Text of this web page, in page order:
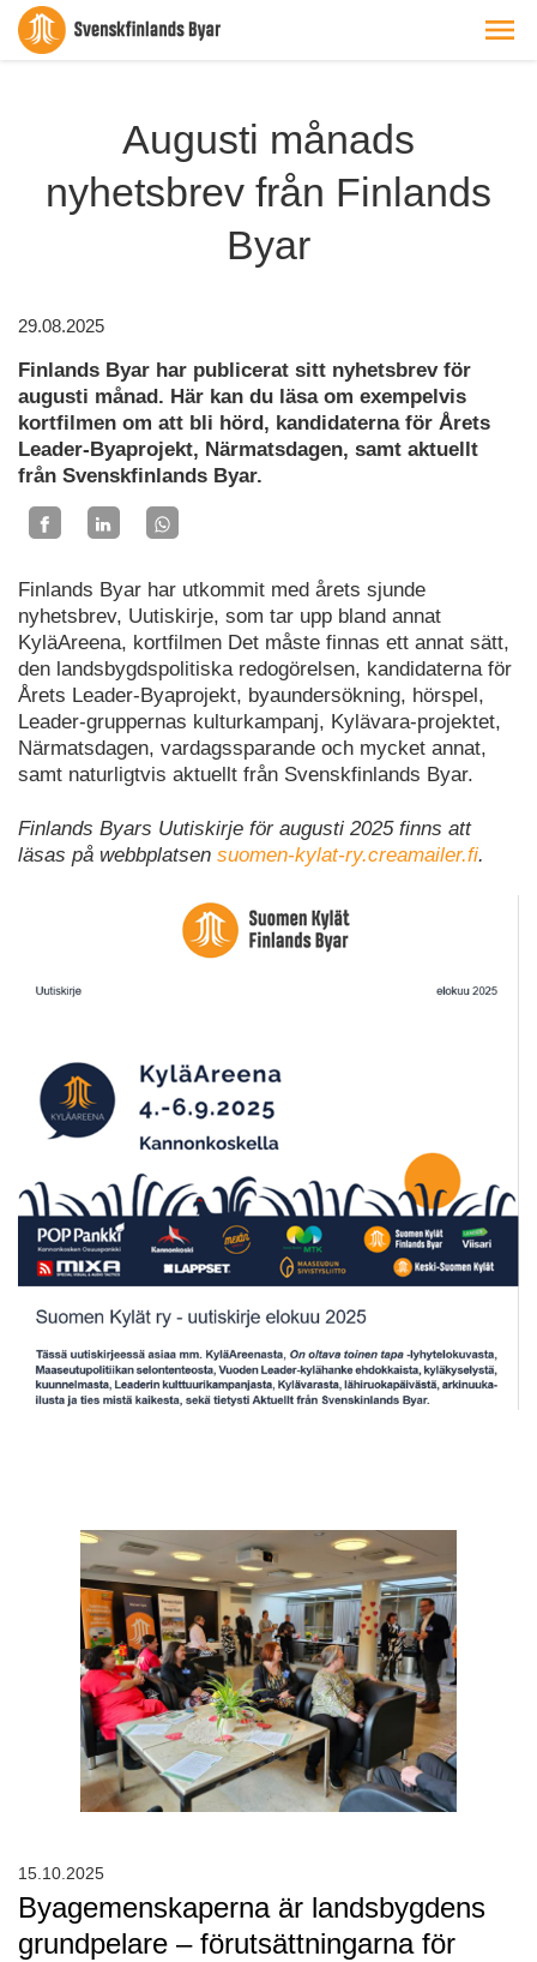
Augusti månads
nyhetsbrev från Finlands
Byar
29.08.2025
Finlands Byar har publicerat sitt nyhetsbrev för
augusti månad. Här kan du läsa om exempelvis
kortfilmen om att bli hörd, kandidaterna för Årets
Leader-Byaprojekt, Närmatsdagen, samt aktuellt
från Svenskfinlands Byar.
Finlands Byar har utkommit med årets sjunde
nyhetsbrev, Uutiskirje, som tar upp bland annat
KyläAreena, kortfilmen Det måste finnas ett annat sätt,
den landsbygdspolitiska redogörelsen, kandidaterna för
Årets Leader-Byaprojekt, byaundersökning, hörspel,
Leader-gruppernas kulturkampanj, Kylävara-projektet,
Närmatsdagen, vardagssparande och mycket annat,
samt naturligtvis aktuellt från Svenskfinlands Byar.
Finlands Byars Uutiskirje för augusti 2025 finns att
läsas på webbplatsen suomen-kylat-ry.creamailer.fi.
Byagemenskaperna är landsbygdens
grundpelare – förutsättningarna för
15.10.2025